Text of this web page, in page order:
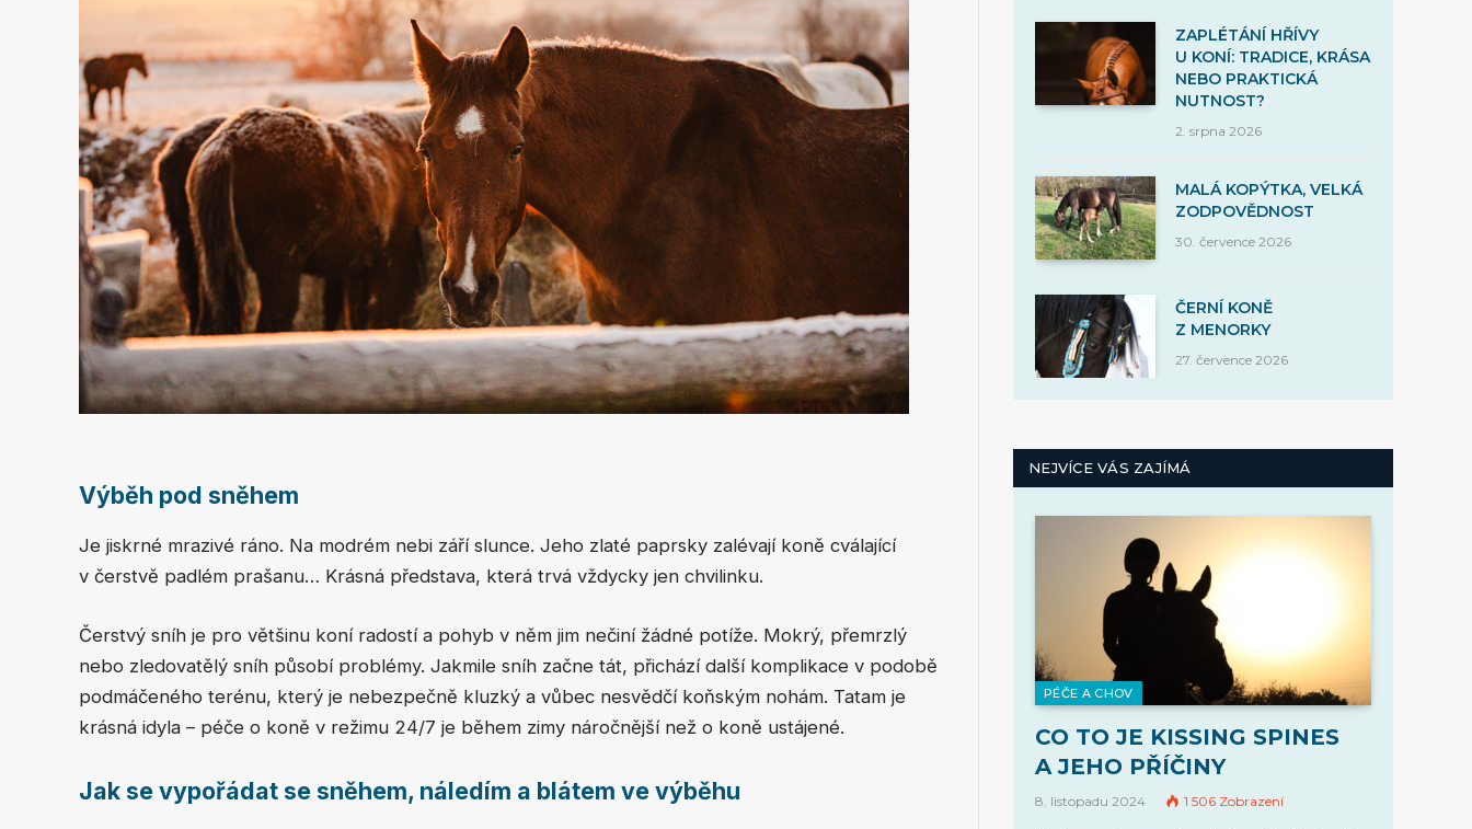
Výběh pod sněhem
Je jiskrné mrazivé ráno. Na modrém nebi září slunce. Jeho zlaté paprsky zalévají koně cválající
v čerstvě padlém prašanu… Krásná představa, která trvá vždycky jen chvilinku.
Čerstvý sníh je pro většinu koní radostí a pohyb v něm jim nečiní žádné potíže. Mokrý, přemrzlý
nebo zledovatělý sníh působí problémy. Jakmile sníh začne tát, přichází další komplikace v podobě
podmáčeného terénu, který je nebezpečně kluzký a vůbec nesvědčí koňským nohám. Tatam je
krásná idyla – péče o koně v režimu 24/7 je během zimy náročnější než o koně ustájené.
Jak se vypořádat se sněhem, náledím a blátem ve výběhu
ZAPLÉTÁNÍ HŘÍVY
U KONÍ: TRADICE, KRÁSA
NEBO PRAKTICKÁ
NUTNOST?
2. srpna 2026
MALÁ KOPÝTKA, VELKÁ
ZODPOVĚDNOST
30. července 2026
ČERNÍ KONĚ
Z MENORKY
27. července 2026
NEJVÍCE VÁS ZAJÍMÁ
PÉČE A CHOV
CO TO JE KISSING SPINES
A JEHO PŘÍČINY
8. listopadu 2024 1 506 Zobrazení